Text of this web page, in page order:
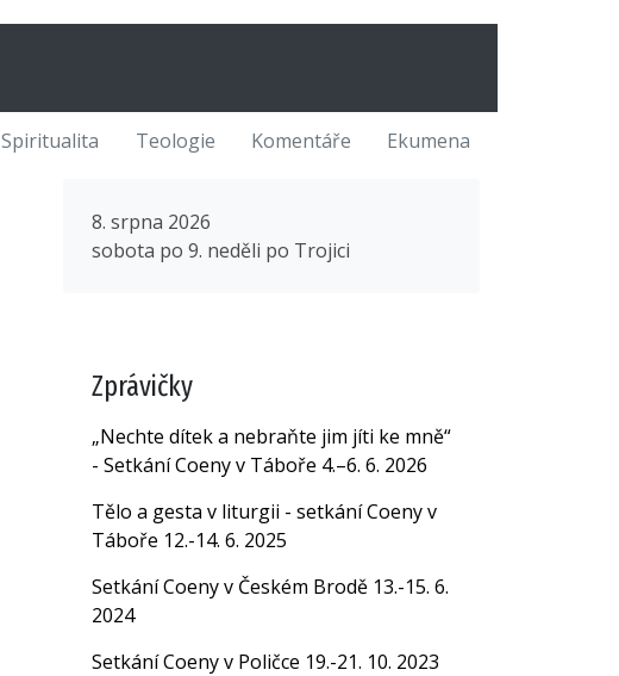
Spiritualita Teologie Komentáře Ekumena
8. srpna 2026
sobota po 9. neděli po Trojici
Zprávičky
„Nechte dítek a nebraňte jim jíti ke mně“
- Setkání Coeny v Táboře 4.–6. 6. 2026
Tělo a gesta v liturgii - setkání Coeny v
Táboře 12.-14. 6. 2025
Setkání Coeny v Českém Brodě 13.-15. 6.
2024
Setkání Coeny v Poličce 19.-21. 10. 2023